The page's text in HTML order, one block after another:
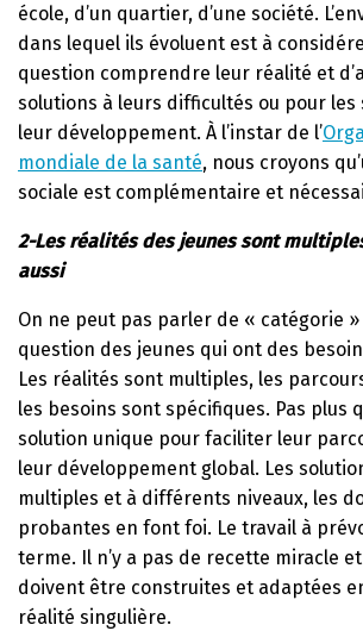
école, d’un quartier, d’une société.
dans lequel ils évoluent est à
question comprendre leur réalité et
solutions à leurs difficultés ou pour les
leur développement. À l’instar de l’
mondiale de la santé, nous croyons
sociale est complémentaire et
2-Les réalités des jeunes sont
aussi
On ne peut pas parler de « catégorie »
question des jeunes qui ont des
Les réalités sont multiples, les
les besoins sont spécifiques. Pas plus
solution unique pour faciliter leur
leur développement global. Les
multiples et à différents niveaux, les
probantes en font foi. Le travail à
terme. Il n’y a pas de recette miracle
doivent être construites et adaptées
réalité singulière.